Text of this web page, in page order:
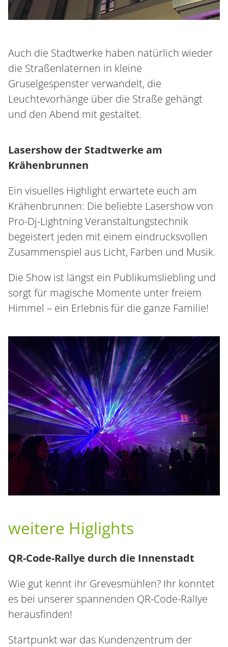
Auch die Stadtwerke haben natürlich wieder
die Straßenlaternen in kleine
Gruselgespenster verwandelt, die
Leuchtevorhänge über die Straße gehängt
und den Abend mit gestaltet.
Lasershow der Stadtwerke am
Krähenbrunnen
Ein visuelles Highlight erwartete euch am
Krähenbrunnen: Die beliebte Lasershow von
Pro-Dj-Lightning Veranstaltungstechnik
begeistert jeden mit einem eindrucksvollen
Zusammenspiel aus Licht, Farben und Musik.
Die Show ist längst ein Publikumsliebling und
sorgt für magische Momente unter freiem
Himmel – ein Erlebnis für die ganze Familie!
weitere Higlights
QR-Code-Rallye durch die Innenstadt
Wie gut kennt ihr Grevesmühlen? Ihr konntet
es bei unserer spannenden QR-Code-Rallye
herausfinden!
Startpunkt war das Kundenzentrum der